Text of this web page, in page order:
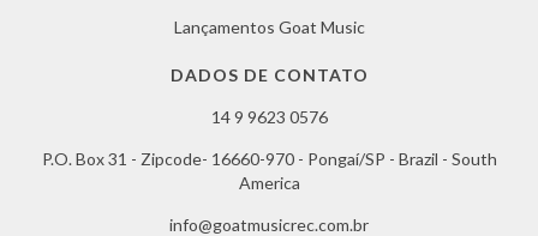
Lançamentos Goat Music
DADOS DE CONTATO
14 9 9623 0576
P.O. Box 31 - Zipcode- 16660-970 - Pongaí/SP - Brazil - South
America
info@goatmusicrec.com.br